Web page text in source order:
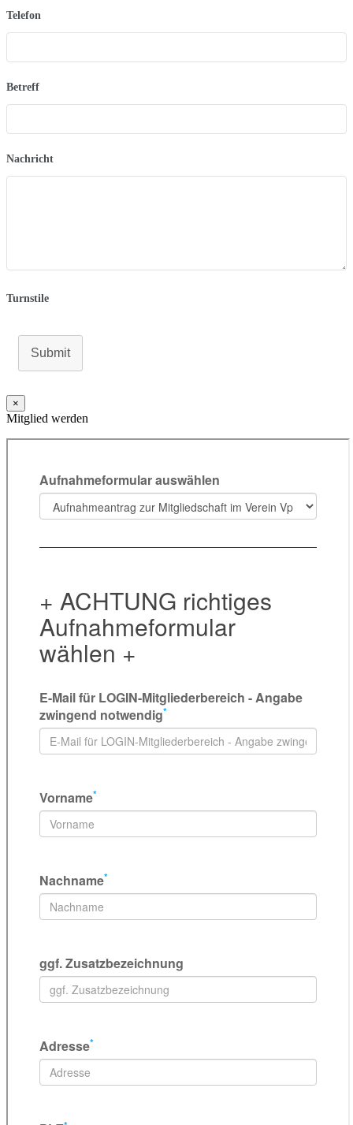
Telefon
Betreff
Nachricht
Turnstile
Submit
×
Mitglied werden